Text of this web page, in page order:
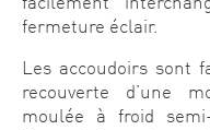
fermeture éclair.
Les accoudoirs sont
recouverte d’une
moulée à froid